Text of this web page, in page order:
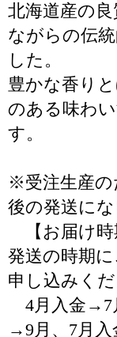
北海道産の
ながらの伝
した。
豊かな香り
のある味わ
す。
※受注生産の
後の発送にな
【お届け時
発送の時期
申し込みくだ
4月入金→7
→9月、7月入